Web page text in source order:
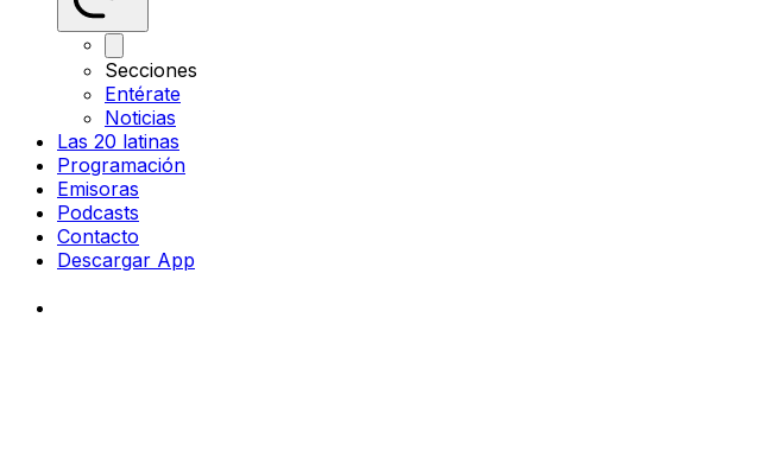
Secciones
Entérate
Noticias
Las 20 latinas
Programación
Emisoras
Podcasts
Contacto
Descargar App